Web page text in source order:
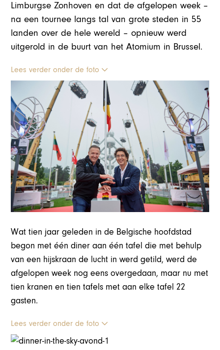
Limburgse Zonhoven en dat de afgelopen week –
na een tournee langs tal van grote steden in 55
landen over de hele wereld – opnieuw werd
uitgerold in de buurt van het Atomium in Brussel.
Lees verder onder de foto
Wat tien jaar geleden in de Belgische hoofdstad
begon met één diner aan één tafel die met behulp
van een hijskraan de lucht in werd getild, werd de
afgelopen week nog eens overgedaan, maar nu met
tien kranen en tien tafels met aan elke tafel 22
gasten.
Lees verder onder de foto